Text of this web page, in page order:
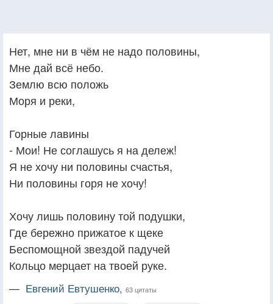
Нет, мне ни в чём не надо половины,
Мне дай всё небо.
Землю всю положь
Моря и реки,
Горные лавины
- Мои! Не соглашусь я на дележ!
Я не хочу ни половины счастья,
Ни половины горя не хочу!
Хочу лишь половину той подушки,
Где бережно прижатое к щеке
Беспомощной звездой падучей
Кольцо мерцает на твоей руке.
— Евгений Евтушенко, 63 цитаты